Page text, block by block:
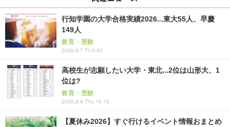
行知学園の大学合格実績2026...東大55人、早慶
149人
教育・受験
2026.8.7 Fri 0:45
高校生が志願したい大学・東北...2位は山形大、1
位は?
教育・受験
2026.8.6 Thu 16:15
【夏休み2026】すぐ行けるイベント情報おまとめ